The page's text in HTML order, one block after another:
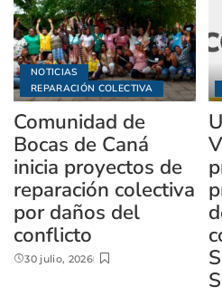
NOTICIAS
REPARACIÓN COLECTIVA
Comunidad de
Bocas de Caná
inicia proyectos de
reparación colectiva
por daños del
conflicto
30 julio, 2026